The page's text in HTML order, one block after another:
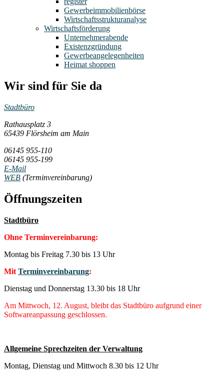
Gewerbeimmobilienbörse
Wirtschaftsstrukturanalyse
Wirtschaftsförderung
Unternehmerabende
Existenzgründung
Gewerbeangelegenheiten
Heimat shoppen
Wir sind für Sie da
Stadtbüro
Rathausplatz 3
65439 Flörsheim am Main
06145 955-110
06145 955-199
E-Mail
WEB (Terminvereinbarung)
Öffnungszeiten
Stadtbüro
Ohne Terminvereinbarung:
Montag bis Freitag 7.30 bis 13 Uhr
Mit Terminvereinbarung:
Dienstag und Donnerstag 13.30 bis 18 Uhr
Am Mittwoch, 12. August, bleibt das Stadtbüro aufgrund einer
Softwareanpassung geschlossen.
Allgemeine Sprechzeiten der Verwaltung
Montag, Dienstag und Mittwoch 8.30 bis 12 Uhr